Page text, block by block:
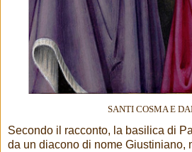
SANTI COSMA E
Secondo il racconto, la basilica di
da un diacono di nome Giustiniano,